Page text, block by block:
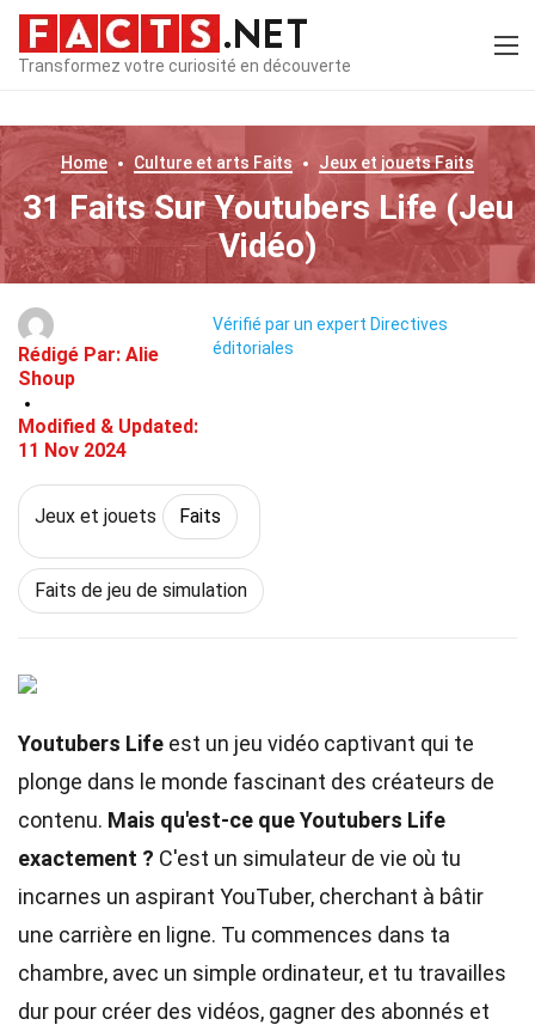
Transformez votre curiosité en découverte
Home Culture et arts Faits Jeux et jouetsFaits
31 Faits Sur Youtubers Life (Jeu
Vidéo)
Rédigé Par: Alie
Shoup
Modified & Updated:
11 Nov 2024
Vérifié par un expert Directives
éditoriales
Jeux et jouets Faits
Faits de jeu de simulation
Youtubers Life est un jeu vidéo captivant qui te
plonge dans le monde fascinant des créateurs de
contenu. Mais qu'est-ce que Youtubers Life
exactement ? C'est un simulateur de vie où tu
incarnes un aspirant YouTuber, cherchant à bâtir
une carrière en ligne. Tu commences dans ta
chambre, avec un simple ordinateur, et tu travailles
dur pour créer des vidéos, gagner des abonnés et